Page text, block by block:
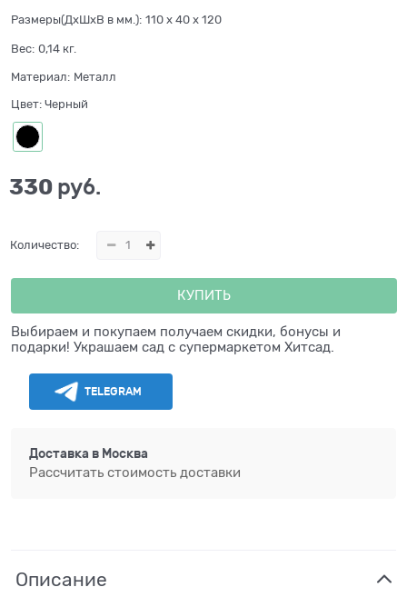
Размеры(ДхШхВ в мм.): 110 x 40 x 120
Вес: 0,14 кг.
Материал: Металл
Цвет: Черный
330 руб.
Количество:
КУПИТЬ
Выбираем и покупаем получаем скидки, бонусы и
подарки! Украшаем сад с супермаркетом Хитсад.
TELEGRAM
Доставка в Москва
Рассчитать стоимость доставки
Описание